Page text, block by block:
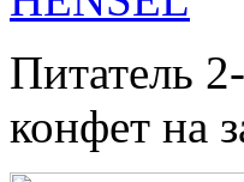
Питатель
конфет на